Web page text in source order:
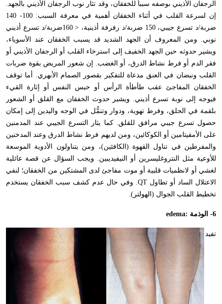
الرجفان الأذيني بوصفه سبباً للخفقان، وقد تثار نوب الرجفان الأذيني بالجهد.
إن لسرعة القلب في أثناء الخفقان أهمية في معرفة السبب: 100- 140
ضربة/د تسرع جيبي، 150 ضربة/د رفرفة أذينية، < 160ضربة/د تسرع أذيني
نوبي. ومن المعروف أن الجهد الشديد قد يسبب الخفقان عند الأسوياء،
ويشير حدوثه حين الجهد الخفيف إلى استرخاء القلب أو الرجفان الأذيني أو
فقر الدم أو فرط نشاط الدرق، أو الغضب. إن شعور المريض بقوة ضربات
القلب ونبضان في العنق مدعاة للتفكير بقصور الصمام الأبهري. أما توقف
الخفقان المفاجئ عقب طأطأة الرأس أو حبس النفس أو إثارة القيء
فيوجه إلى نوبة تسرع أذيني. ويشير حدوث الخفقان مع القلق أو الشعور
بلقمة في الحلق، وفرط تهوية، ودوار وتنمُّل في الوجه واليدين إلى إمكان
حصول تسرع جيبي مرافق للقلق. كما يثار التسرع الجيبي عند المدمنين
على الأمفيتامين أو الكوكائين، ومن لديهم فرط نشاط الدرق وعند المدخنين
والمفرطين في تناول القهوة (الكافئين)، ومن يتناولون الأدوية الموسعة
للأوعية مثل النتروغليسرين أو النيفيديبين. ويجب السؤال عن قصة عائلية
لغشي أو لانظميات قلبية أو موت مفاجئ لدى المشتكين من الخفقان؛ لنفي
الاعتلال الساد أو تطاول QT. وفي حال عدم كشف سبب الخفقان يستخدم
تخطيط القلب الجوال (الهولتر).
6- الوذمة : edema
تفيد